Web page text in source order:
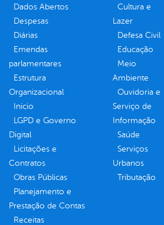
Dados Abertos
Despesas
Diárias
Emendas
parlamentares
Estrutura
Organizacional
Inicio
LGPD e Governo
Digital
Licitações e
Contratos
Obras Públicas
Planejamento e
Prestação de Contas
Receitas
Cultura e
Lazer
Defesa Civil
Educação
Meio
Ambiente
Ouvidoria e
Serviço de
Informação
Saúde
Serviços
Urbanos
Tributação